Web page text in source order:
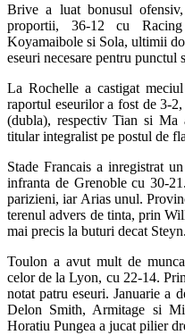
Brive a luat bonusul
proportii, 36-12 cu
Koyamaibole si Sola, ultimii
eseuri necesare pentru punctul
La Rochelle a castigat
raportul eseurilor a fost de 3-
(dubla), respectiv Tian si Ma
titular integralist pe postul de
Stade Francais a inregistrat
infranta de Grenoble cu 30-
parizieni, iar Arias unul.
terenul advers de tinta, prin
mai precis la buturi decat Steyn.
Toulon a avut mult de
celor de la Lyon, cu 22-14.
notat patru eseuri. Januarie a
Delon Smith, Armitage si
Horatiu Pungea a jucat pilier